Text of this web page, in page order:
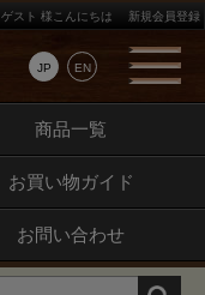
JP EN
ゲスト 様こんにちは 新規会員登録
商品一覧
お買い物ガイド
お問い合わせ